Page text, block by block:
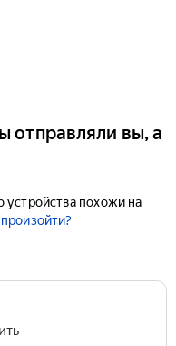
отправляли вы, а
устройства похожи на